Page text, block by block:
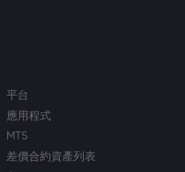
平台
應用程式
MT5
差價合約資產列表